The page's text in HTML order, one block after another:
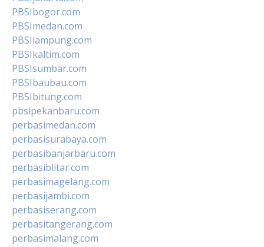
PBSIbogor.com
PBSImedan.com
PBSIlampung.com
PBSIkaltim.com
PBSIsumbar.com
PBSIbaubau.com
PBSIbitung.com
pbsipekanbaru.com
perbasimedan.com
perbasisurabaya.com
perbasibanjarbaru.com
perbasiblitar.com
perbasimagelang.com
perbasijambi.com
perbasiserang.com
perbasitangerang.com
perbasimalang.com